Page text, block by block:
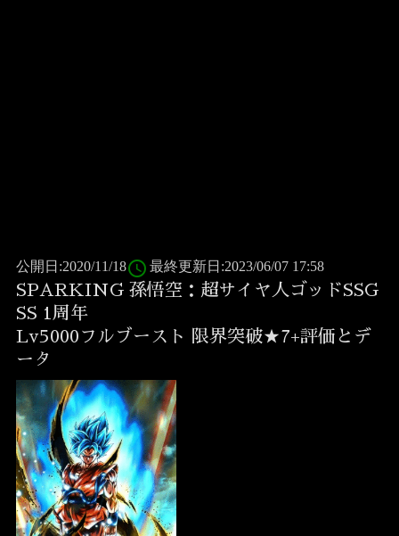
公開日:2020/11/18access_time 最終更新日:2023/06/07 17:58
SPARKING 孫悟空：超サイヤ人ゴッドSSG
SS 1周年
Lv5000フルブースト 限界突破★7+評価とデ
ータ